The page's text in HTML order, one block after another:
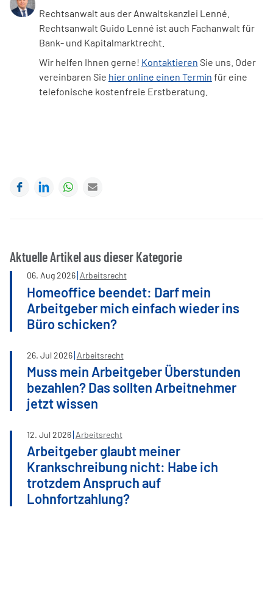
Rechtsanwalt aus der Anwaltskanzlei Lenné.
Rechtsanwalt Guido Lenné ist auch Fachanwalt für
Bank- und Kapitalmarktrecht.
Wir helfen Ihnen gerne! Kontaktieren Sie uns. Oder
vereinbaren Sie hier online einen Termin für eine
telefonische kostenfreie Erstberatung.
FacebookLinkedInWhatsApp
Aktuelle Artikel aus dieser Kategorie
06. Aug2026 Arbeitsrecht
Homeoffice beendet: Darf mein
Arbeitgeber mich einfach wieder ins
Büro schicken?
26. Jul 2026 Arbeitsrecht
Muss mein Arbeitgeber Überstunden
bezahlen? Das sollten Arbeitnehmer
jetzt wissen
12. Jul 2026 Arbeitsrecht
Arbeitgeber glaubt meiner
Krankschreibung nicht: Habe ich
trotzdem Anspruch auf
Lohnfortzahlung?